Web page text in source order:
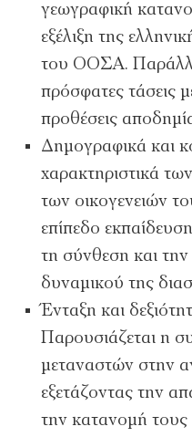
γεωγραφική
εξέλιξη της
του ΟΟΣΑ.
πρόσφατες τάσεις
προθέσεις
Δημογραφικά και
χαρακτηριστικά
των οικογενειών
επίπεδο
τη σύνθεση και
δυναμικού της
Ένταξη και
Παρουσιάζεται η
μεταναστών στην
εξετάζοντας την
την κατανομή τους